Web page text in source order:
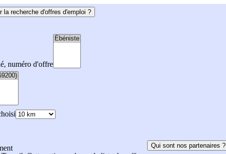
la recherche d'offres d'emploi ?
numéro d'offre
Qui sont nos partenaires ?